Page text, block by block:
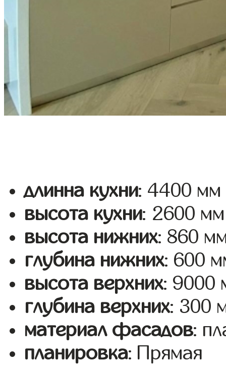
длинна кухни: 4400 мм
высота кухни: 2600 мм
высота нижних: 860
глубина нижних: 600
высота верхних: 9000
глубина верхних: 300
материал фасадов:
планировка: Прямая